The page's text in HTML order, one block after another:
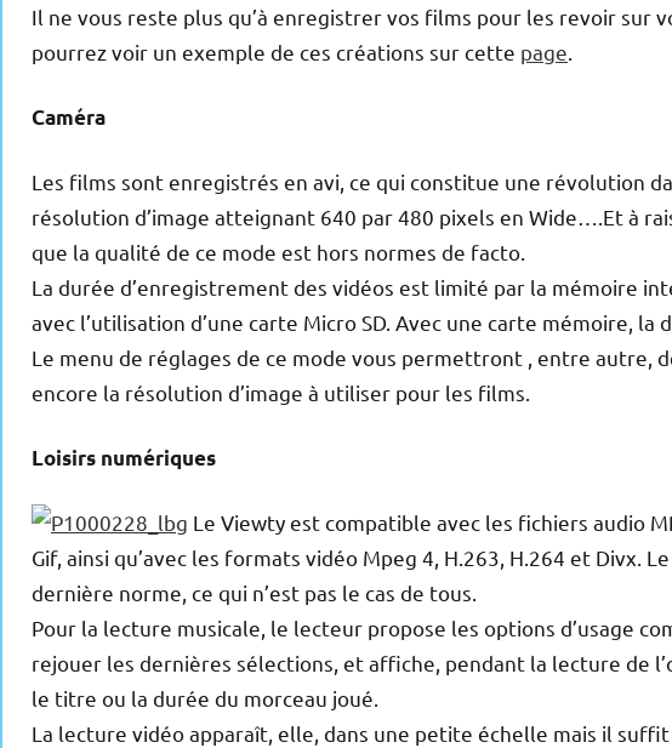
Il ne vous reste plus qu’à enregistrer vos films pour les revoir sur
pourrez voir un exemple de ces créations sur cette page
Caméra
Les films sont enregistrés en avi, ce qui constitue une révolution
résolution d’image atteignant 640 par 480 pixels en Wide….Et à
que la qualité de ce mode est hors normes de facto.
La durée d’enregistrement des vidéos est limité par la mémoire
avec l’utilisation d’une carte Micro SD. Avec une carte mémoire,
Le menu de réglages de ce mode vous permettront , entre autre,
encore la résolution d’image à utiliser pour les films.
Loisirs numériques
Le Viewty est compatible avec les fichiers audio
Gif, ainsi qu’avec les formats vidéo Mpeg 4, H.263, H.264 et Divx.
dernière norme, ce qui n’est pas le cas de tous.
Pour la lecture musicale, le lecteur propose les options d’usage
rejouer les dernières sélections, et affiche, pendant la lecture de
le titre ou la durée du morceau joué.
La lecture vidéo apparaît, elle, dans une petite échelle mais il